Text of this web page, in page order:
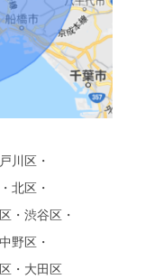
川区・
北区・
・渋谷区・
野区・
・大田区